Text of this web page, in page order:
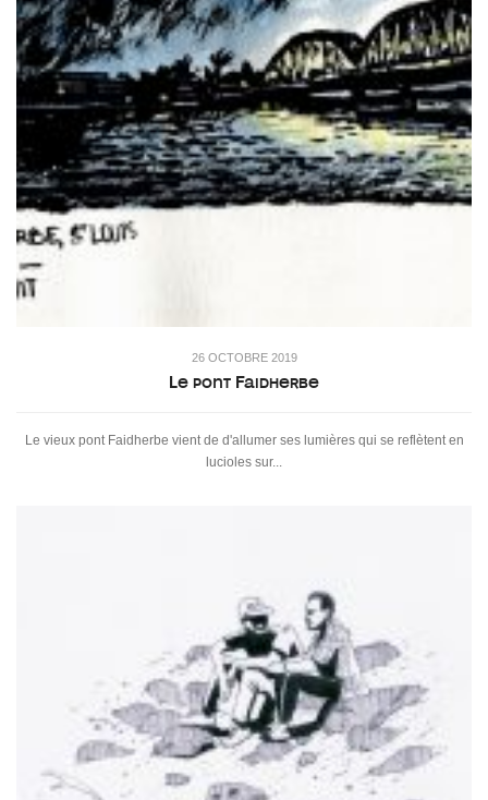
26 OCTOBRE 2019
Le pont Faidherbe
Le vieux pont Faidherbe vient de d'allumer ses lumières qui se reflètent en
lucioles sur...